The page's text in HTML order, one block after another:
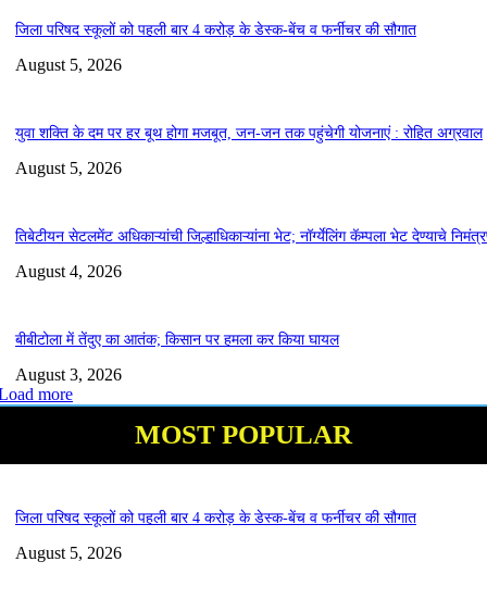
जिला परिषद स्कूलों को पहली बार 4 करोड़ के डेस्क-बेंच व फर्नीचर की सौगात
August 5, 2026
युवा शक्ति के दम पर हर बूथ होगा मजबूत, जन-जन तक पहुंचेगी योजनाएं : रोहित अग्रवाल
August 5, 2026
तिबेटीयन सेटलमेंट अधिकाऱ्यांची जिल्हाधिकाऱ्यांना भेट; नॉर्ग्येलिंग कॅम्पला भेट देण्याचे
August 4, 2026
बीबीटोला में तेंदुए का आतंक; किसान पर हमला कर किया घायल
August 3, 2026
more
MOST POPULAR
जिला परिषद स्कूलों को पहली बार 4 करोड़ के डेस्क-बेंच व फर्नीचर की सौगात
August 5, 2026